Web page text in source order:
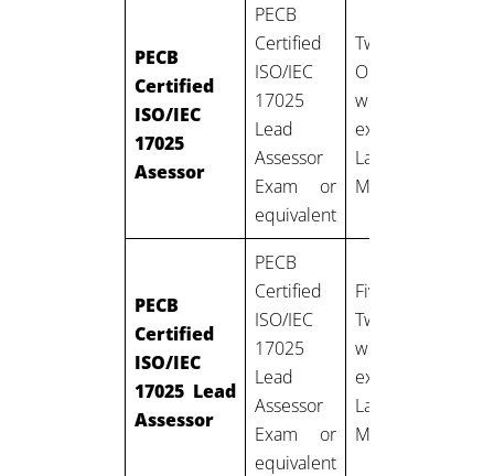
PECB
Certified
ISO/IEC
17025
Asessor
PECB
Certified
ISO/IEC
17025
Lead
Assessor
Exam or
equivalent
Two years:
One year of
work
experience in
Laboratory
Management
PECB
Certified
ISO/IEC
17025 Lead
Assessor
PECB
Certified
ISO/IEC
17025
Lead
Assessor
Exam or
equivalent
Five years:
Two years of
work
experience in
Laboratory
Management